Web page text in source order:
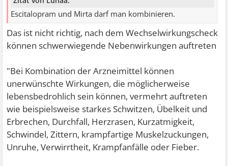
Escitalopram und Mirta darf man kombinieren.
Das ist nicht richtig, nach dem Wechselwirkungscheck
können schwerwiegende Nebenwirkungen auftreten
"Bei Kombination der Arzneimittel können
unerwünschte Wirkungen, die möglicherweise
lebensbedrohlich sein können, vermehrt auftreten
wie beispielsweise starkes Schwitzen, Übelkeit und
Erbrechen, Durchfall, Herzrasen, Kurzatmigkeit,
Schwindel, Zittern, krampfartige Muskelzuckungen,
Unruhe, Verwirrtheit, Krampfanfälle oder Fieber.